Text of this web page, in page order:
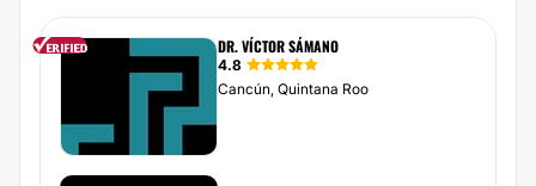
DR. VÍCTOR SÁMANO
4.8
Cancún, Quintana Roo